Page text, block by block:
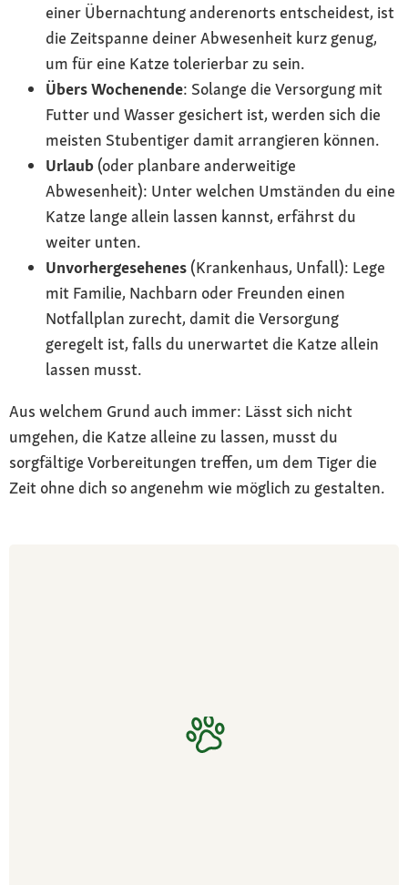
einer Übernachtung anderenorts entscheidest, ist
die Zeitspanne deiner Abwesenheit kurz genug,
um für eine Katze tolerierbar zu sein.
Übers Wochenende: Solange die Versorgung mit
Futter und Wasser gesichert ist, werden sich die
meisten Stubentiger damit arrangieren können.
Urlaub (oder planbare anderweitige
Abwesenheit): Unter welchen Umständen du eine
Katze lange allein lassen kannst, erfährst du
weiter unten.
Unvorhergesehenes (Krankenhaus, Unfall): Lege
mit Familie, Nachbarn oder Freunden einen
Notfallplan zurecht, damit die Versorgung
geregelt ist, falls du unerwartet die Katze allein
lassen musst.
Aus welchem Grund auch immer: Lässt sich nicht
umgehen, die Katze alleine zu lassen, musst du
sorgfältige Vorbereitungen treffen, um dem Tiger die
Zeit ohne dich so angenehm wie möglich zu gestalten.